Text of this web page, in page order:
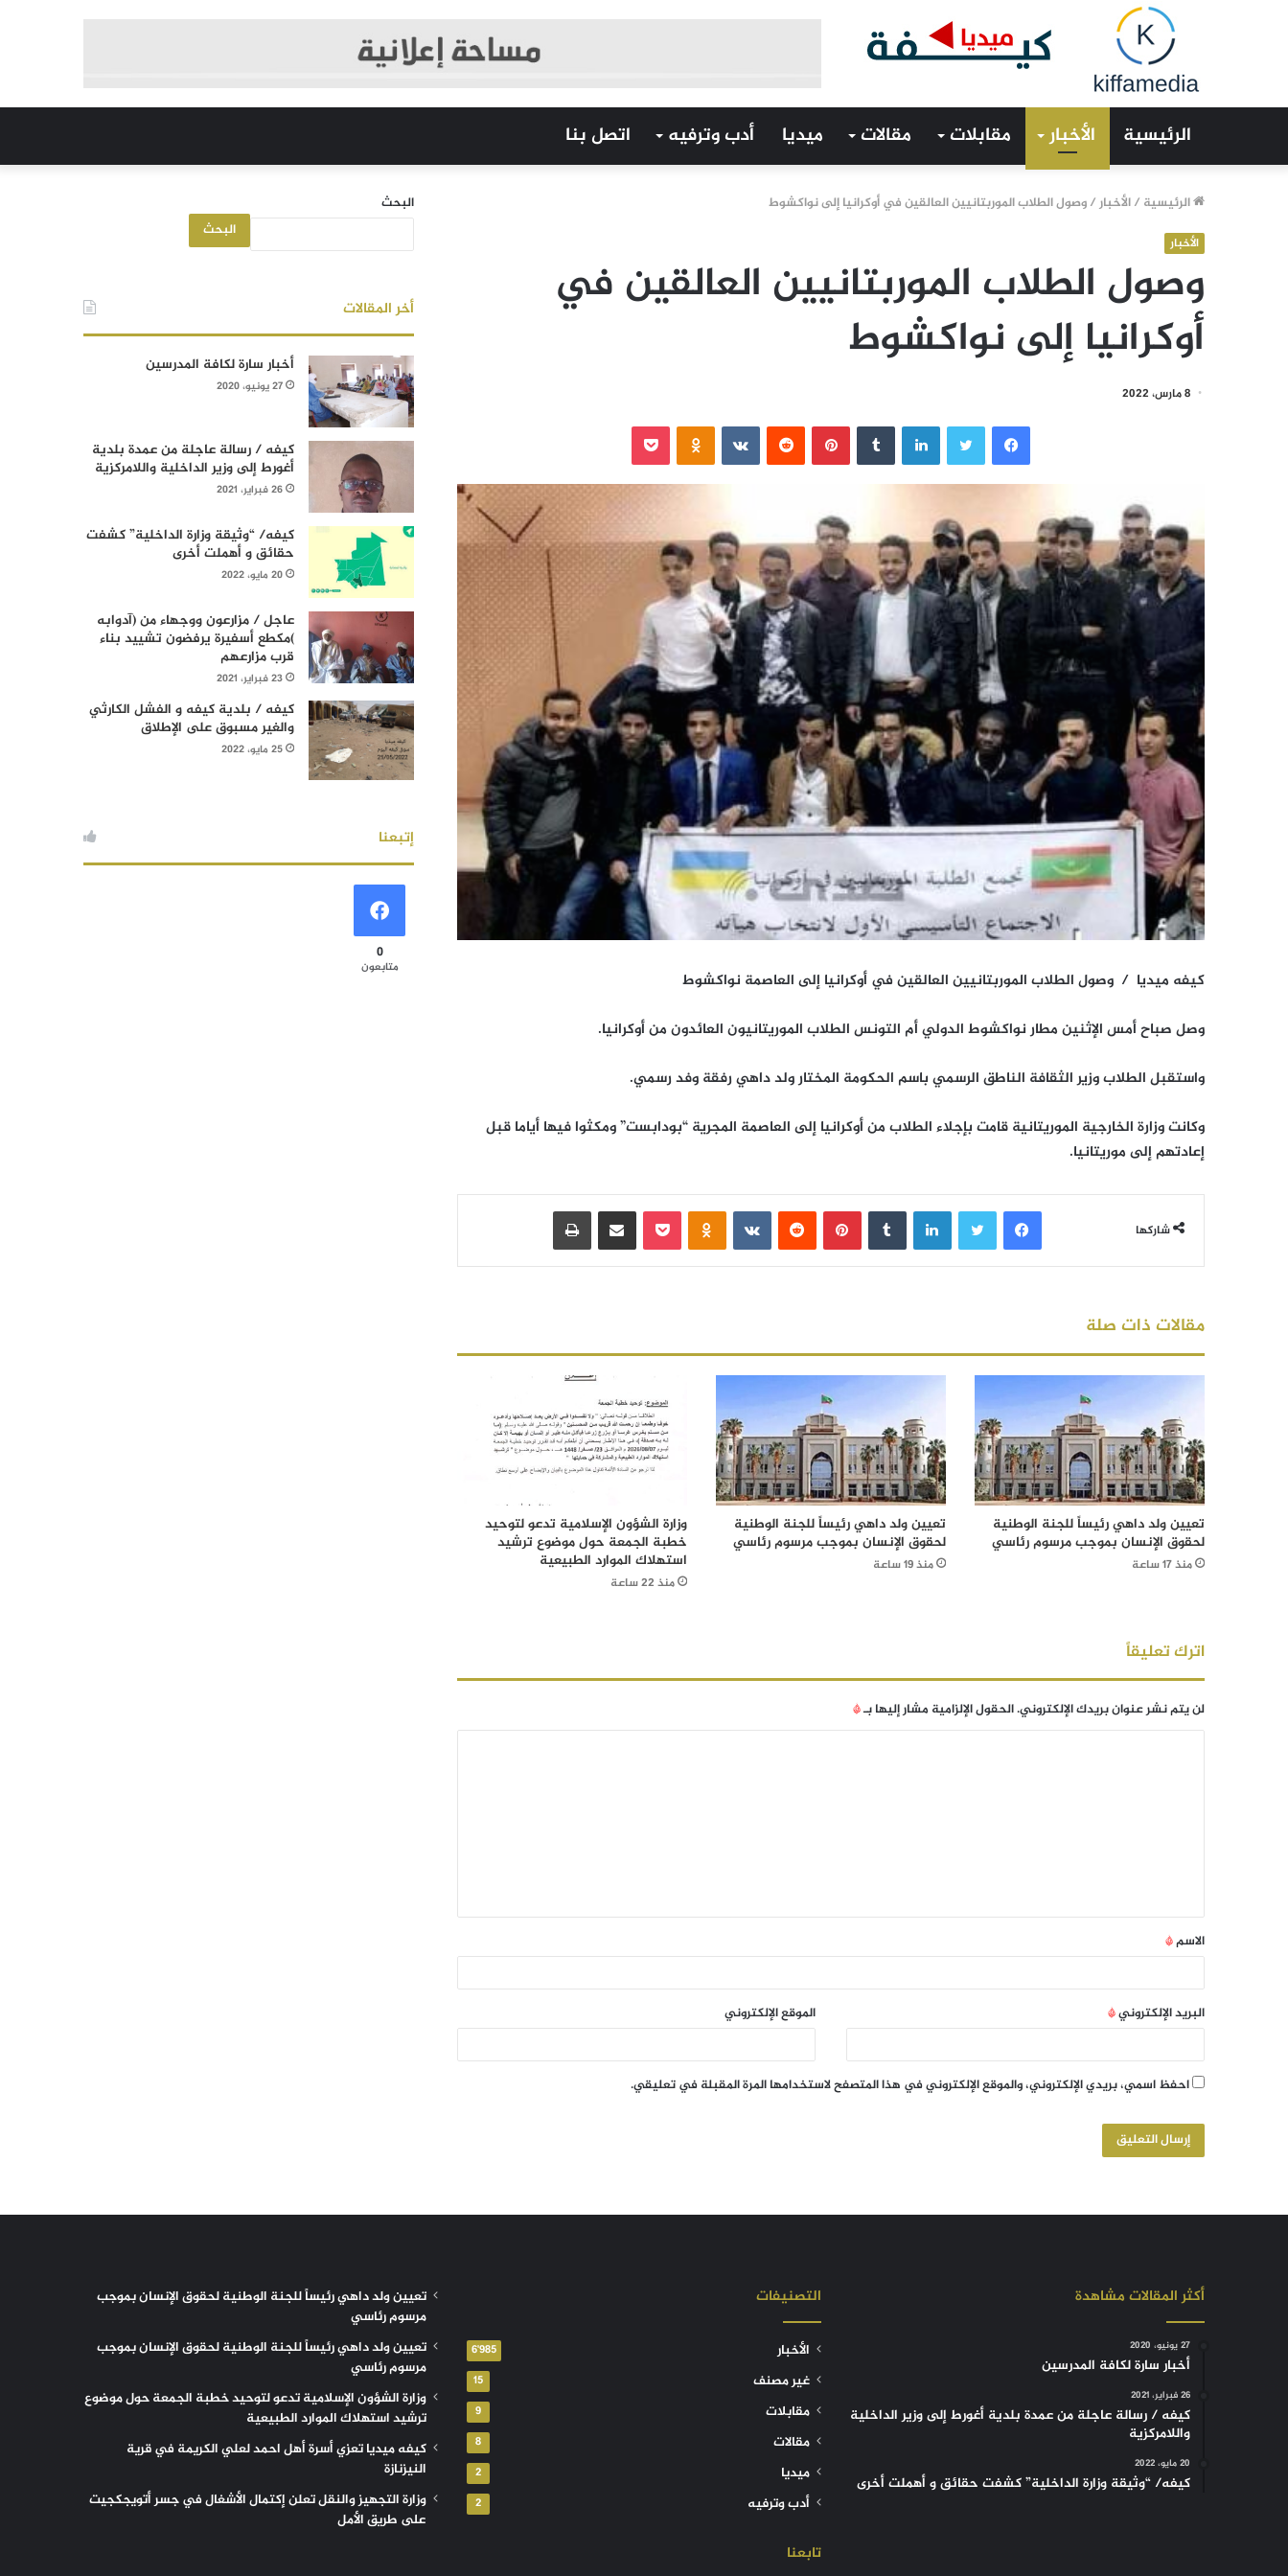
الرئيسية الأخبار مقابلات مقالات ميديا أدب وترفيه اتصل بنا
الرئيسية /الأخبار/وصول الطلاب الموربتانيين العالقين في أوكرانيا إلى نواكشوط
الأخبار
وصول الطلاب الموربتانيين العالقين في
أوكرانيا إلى نواكشوط
8 مارس، 2022
فيسبوك لينكدإن بينتيريست
كيفه ميديا / وصول الطلاب الموربتانيين العالقين في أوكرانيا إلى العاصمة نواكشوط
وصل صباح أمس الإثنين مطار نواكشوط الدولي أم التونس الطلاب الموريتانيون العائدون من أوكرانيا.
واستقبل الطلاب وزير الثقافة الناطق الرسمي باسم الحكومة المختار ولد داهي رفقة وفد رسمي.
وكانت وزارة الخارجية الموريتانية قامت بإجلاء الطلاب من أوكرانيا إلى العاصمة المجرية “بودابست” ومكثوا فيها أياما قبل
إعادتهم إلى موريتانيا.
شاركها
فيسبوك لينكدإن بينتيريست بوكيت مشاركة عبر البريد
مقالات ذات صلة
تعيين ولد داهي رئيساً للجنة الوطنية
لحقوق الإنسان بموجب مرسوم رئاسي
منذ 17 ساعة
تعيين ولد داهي رئيساً للجنة الوطنية
لحقوق الإنسان بموجب مرسوم رئاسي
منذ 19 ساعة
وزارة الشؤون الإسلامية تدعو لتوحيد
خطبة الجمعة حول موضوع ترشيد
استهلاك الموارد الطبيعية
منذ 22 ساعة
اترك تعليقاً
لن يتم نشر عنوان بريدك الإلكتروني.الحقول الإلزامية مشار إليها بـ*
الاسم*
البريد الإلكتروني* الموقع الإلكتروني
احفظ اسمي، بريدي الإلكتروني، والموقع الإلكتروني في هذا المتصفح لاستخدامها المرة المقبلة في تعليقي.
البحث
البحث
أخر المقالات
أخبار سارة لكافة المدرسين
27 يونيو، 2020
كيفه / رسالة عاجلة من عمدة بلدية
أغورط إلى وزير الداخلية واللامركزية
26 فبراير، 2021
كيفه/ “وثيقة وزارة الداخلية” كشفت
حقائق و أهملت أخرى
20 مايو، 2022
عاجل / مزارعون ووجهاء من (آدوابه
)مكطع أسفيرة يرفضون تشييد بناء
قرب مزارعهم
23 فبراير، 2021
كيفه / بلدية كيفه و الفشل الكارثي
والغير مسبوق على الإطلاق
25 مايو، 2022
إتبعنا
0
متابعون
أكثر المقالات مشاهدة
27 يونيو، 2020
أخبار سارة لكافة المدرسين
26 فبراير، 2021
كيفه / رسالة عاجلة من عمدة بلدية أغورط إلى وزير الداخلية
واللامركزية
20 مايو، 2022
كيفه/ “وثيقة وزارة الداخلية” كشفت حقائق و أهملت أخرى
التصنيفات
الأخبار 6٬985
غير مصنف 15
مقابلات 9
مقالات 8
ميديا 2
أدب وترفيه 2
تابعنا
تعيين ولد داهي رئيساً للجنة الوطنية لحقوق الإنسان بموجب
مرسوم رئاسي
تعيين ولد داهي رئيساً للجنة الوطنية لحقوق الإنسان بموجب
مرسوم رئاسي
وزارة الشؤون الإسلامية تدعو لتوحيد خطبة الجمعة حول موضوع
ترشيد استهلاك الموارد الطبيعية
كيفه ميديا تعزي أسرة أهل احمد لعلي الكريمة في قرية
النيزنازة
وزارة التجهيز والنقل تعلن إكتمال الأشغال في جسر أتويجكجيت
على طريق الأمل